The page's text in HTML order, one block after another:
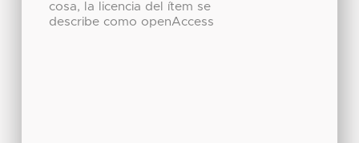
cosa, la licencia del ítem se
describe como openAccess